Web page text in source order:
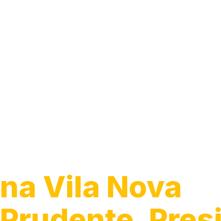
na Vila Nova